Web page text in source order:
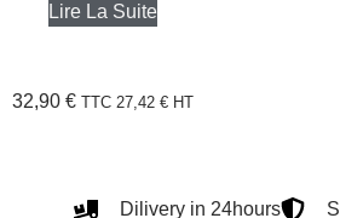
Lire La Suite
32,90 € TTC 27,42 € HT
Dilivery in 24hours